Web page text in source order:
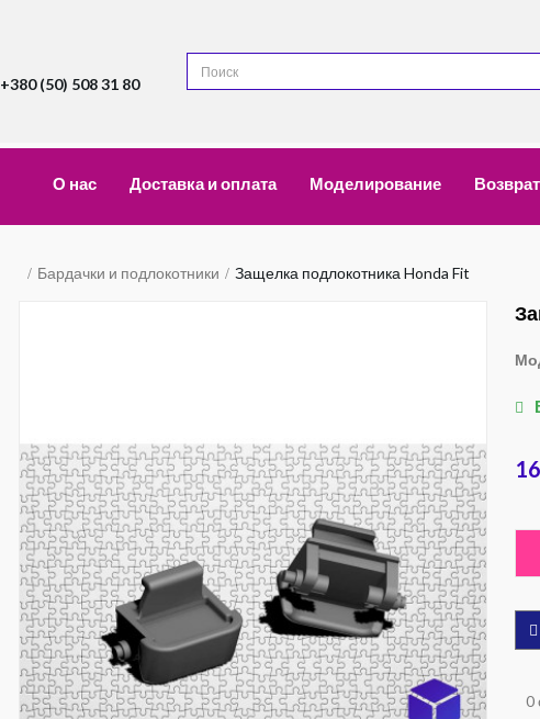
+380 (50) 508 31 80
О нас Доставка и оплата Моделирование Возврат
Бардачки и подлокотники Защелка подлокотника Honda Fit
0